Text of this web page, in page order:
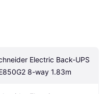
Electric Back-UPS
8-way 1.83m